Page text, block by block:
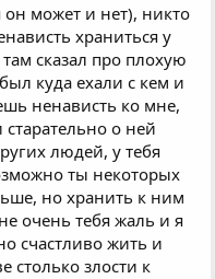
он может и нет), никто
храниться у
сказал про плохую
куда ехали с кем и
ненависть ко мне,
о ней
людей, у тебя
ты некоторых
но хранить к ним
очень тебя жаль и я
счастливо жить и
столько злости к